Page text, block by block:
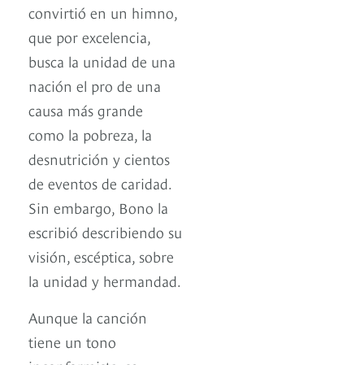
convirtió en un himno,
que por excelencia,
busca la unidad de una
nación el pro de una
causa más grande
como la pobreza, la
desnutrición y cientos
de eventos de caridad.
Sin embargo, Bono la
escribió describiendo su
visión, escéptica, sobre
la unidad y hermandad.
Aunque la canción
tiene un tono